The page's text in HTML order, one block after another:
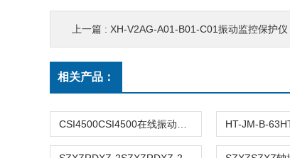
上一篇 : XH-V2AG-A01-B01-C01振动监控保护仪
相关产品：